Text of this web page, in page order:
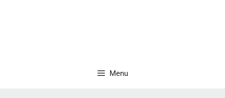
Menu